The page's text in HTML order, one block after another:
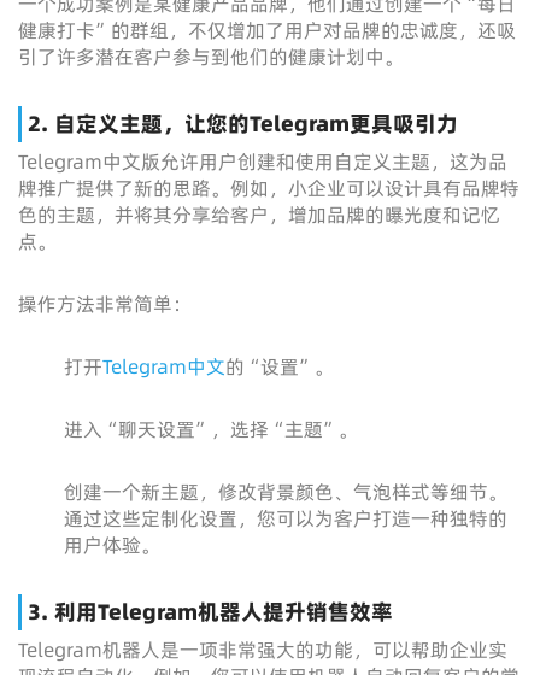
健康打卡”的群组，不仅增加了用户对品牌的忠诚度，还吸
引了许多潜在客户参与到他们的健康计划中。
2. 自定义主题，让您的Telegram更具吸引力
Telegram中文版允许用户创建和使用自定义主题，这为品
牌推广提供了新的思路。例如，小企业可以设计具有品牌特
色的主题，并将其分享给客户，增加品牌的曝光度和记忆
点。
操作方法非常简单：
打开Telegram中文的“设置”。
进入“聊天设置”，选择“主题”。
创建一个新主题，修改背景颜色、气泡样式等细节。
通过这些定制化设置，您可以为客户打造一种独特的
用户体验。
3. 利用Telegram机器人提升销售效率
Telegram机器人是一项非常强大的功能，可以帮助企业实